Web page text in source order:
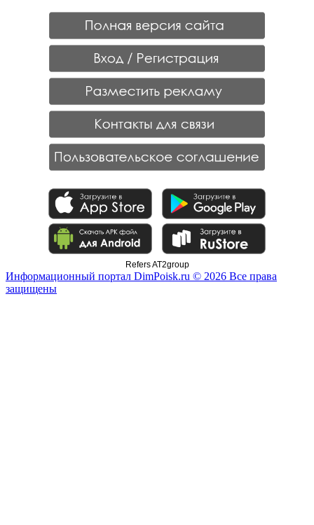
Refers AT2group
Информационный портал DimPoisk.ru © 2026 Все права
защищены